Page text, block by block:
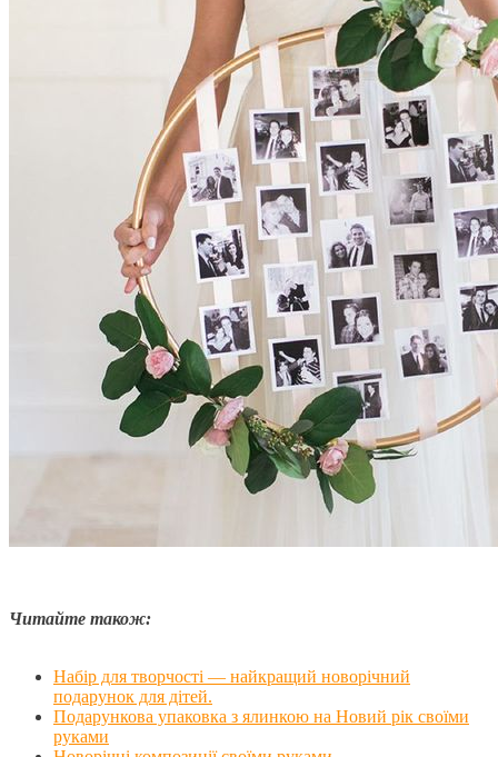
Читайте також:
Набір для творчості — найкращий новорічний
подарунок для дітей.
Подарункова упаковка з ялинкою на Новий рік своїми
руками